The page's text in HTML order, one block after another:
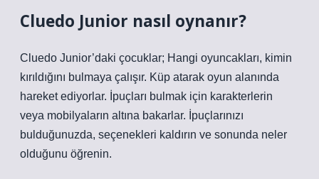
Cluedo Junior nasıl oynanır?
Cluedo Junior’daki çocuklar; Hangi oyuncakları, kimin
kırıldığını bulmaya çalışır. Küp atarak oyun alanında
hareket ediyorlar. İpuçları bulmak için karakterlerin
veya mobilyaların altına bakarlar. İpuçlarınızı
bulduğunuzda, seçenekleri kaldırın ve sonunda neler
olduğunu öğrenin.